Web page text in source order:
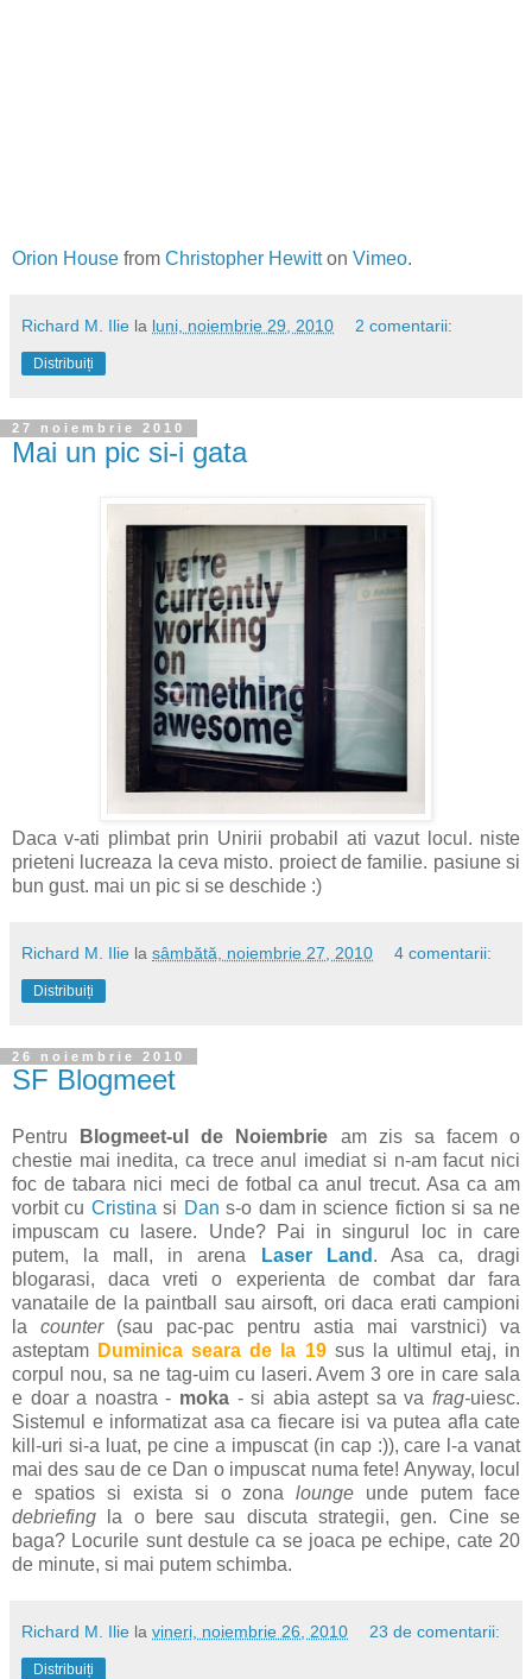
Orion House from Christopher Hewitton Vimeo.
Richard M. Ilie la luni, noiembrie 29, 2010 2 comentarii:
Distribuiți
27 noiembrie 2010
Mai un pic si-i gata
Daca v-ati plimbat prin Unirii probabil ati vazut locul. niste
prieteni lucreaza la ceva misto. proiect de familie. pasiune si
bun gust. mai un pic si se deschide :)
Richard M. Ilie la sâmbătă, noiembrie 27, 2010 4 comentarii:
Distribuiți
26 noiembrie 2010
SF Blogmeet
Pentru Blogmeet-ul de Noiembrie am zis sa facem o
chestie mai inedita, ca trece anul imediat si n-am facut nici
foc de tabara nici meci de fotbal ca anul trecut. Asa ca am
vorbit cu Cristina si Dan s-o dam in science fiction si sa ne
impuscam cu lasere. Unde? Pai in singurul loc in care
putem, la mall, in arena
Laser Land . Asa ca, dragi
blogarasi, daca vreti o experienta de combat dar fara
vanataile de la paintball sau airsoft, ori daca erati campioni
la counter(sau pac-pac pentru astia mai varstnici) va
asteptam Duminica seara de la 19sus la ultimul etaj, in
corpul nou, sa ne tag-uim cu laseri. Avem 3 ore in care sala
e doar a noastra - moka - si abia astept sa vafrag-uiesc.
Sistemul e informatizat asa ca fiecare isi va putea afla cate
kill-uri si-a luat, pe cine a impuscat (in cap :)), care l-a vanat
mai des sau de ce Dan o impuscat numa fete! Anyway, locul
e spatios si exista si o zonalounge unde putem face
debriefing la o bere sau discuta strategii, gen. Cine se
baga? Locurile sunt destule ca se joaca pe echipe, cate 20
de minute, si mai putem schimba.
Richard M. Ilie la vineri, noiembrie 26, 2010 23 de comentarii:
Distribuiți